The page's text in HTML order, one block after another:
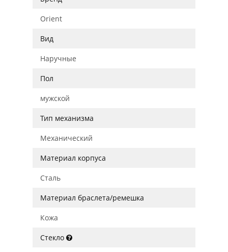
Orient
Вид
Наручные
Пол
мужской
Тип механизма
Механический
Материал корпуса
Сталь
Материал браслета/ремешка
Кожа
Стекло